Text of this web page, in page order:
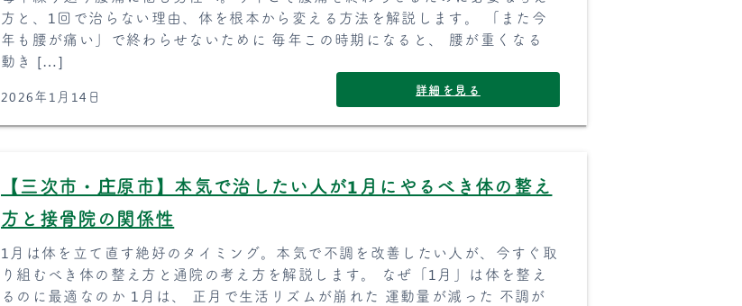
方と、1回で治らない理由、体を根本から変える方法を解説します。 「また今
年も腰が痛い」で終わらせないために 毎年この時期になると、 腰が重くなる
動き […]
2026年1月14日 詳細を見る
【三次市・庄原市】本気で治したい人が1月にやるべき体の整え
方と接骨院の関係性
1月は体を立て直す絶好のタイミング。本気で不調を改善したい人が、今すぐ取
り組むべき体の整え方と通院の考え方を解説します。 なぜ「1月」は体を整え
るのに最適なのか 1月は、 正月で生活リズムが崩れた 運動量が減った 不調が